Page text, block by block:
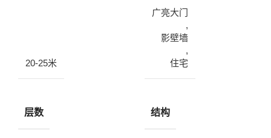
20-25米
广亮大门
,
影壁墙
,
住宅
层数 结构